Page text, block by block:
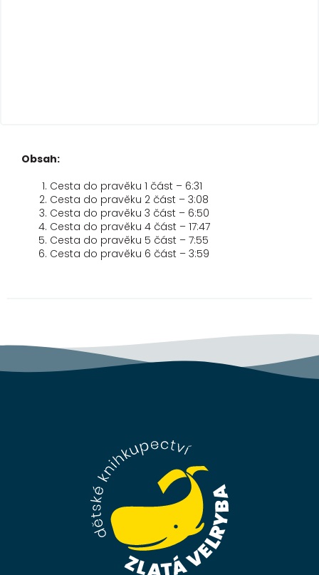
Obsah:
Cesta do pravěku 1 část – 6:31
Cesta do pravěku 2 část – 3:08
Cesta do pravěku 3 část – 6:50
Cesta do pravěku 4 část – 17:47
Cesta do pravěku 5 část – 7:55
Cesta do pravěku 6 část – 3:59